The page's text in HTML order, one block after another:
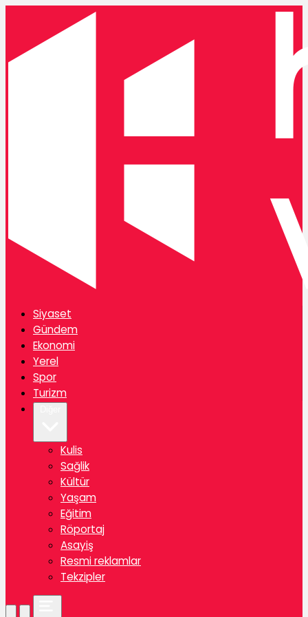
Siyaset
Gündem
Ekonomi
Yerel
Spor
Turizm
Kulis
Sağlik
Kültür
Yaşam
Eğitim
Röportaj
Asayiş
Resmi reklamlar
Tekzipler